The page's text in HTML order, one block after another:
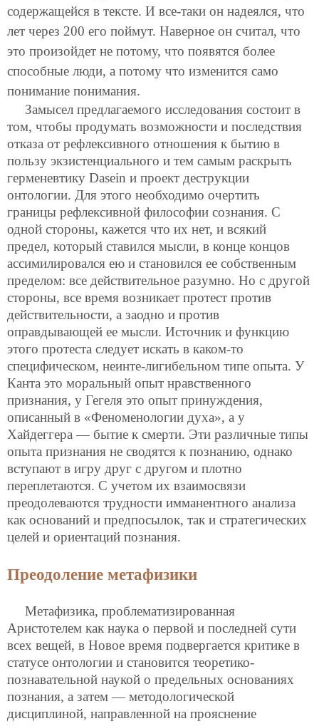
содержащейся в тексте. И все-таки он надеялся, что
лет через 200 его поймут. Наверное он считал, что
это произойдет не потому, что появятся более
способные люди, а потому что изменится само
понимание понимания.
Замысел предлагаемого исследования состоит в
том, чтобы продумать возможности и последствия
отказа от рефлексивного отношения к бытию в
пользу экзистенциального и тем самым раскрыть
герменевтику Dasein и проект деструкции
онтологии. Для этого необходимо очертить
границы рефлексивной философии сознания. С
одной стороны, кажется что их нет, и всякий
предел, который ставился мысли, в конце концов
ассимилировался ею и становился ее собственным
пределом: все действительное разумно. Но с другой
стороны, все время возникает протест против
действительности, а заодно и против
оправдывающей ее мысли. Источник и функцию
этого протеста следует искать в каком-то
специфическом, неинте-лигибельном типе опыта. У
Канта это моральный опыт нравственного
признания, у Гегеля это опыт принуждения,
описанный в «Феноменологии духа», а у
Хайдеггера — бытие к смерти. Эти различные типы
опыта признания не сводятся к познанию, однако
вступают в игру друг с другом и плотно
переплетаются. С учетом их взаимосвязи
преодолеваются трудности имманентного анализа
как оснований и предпосылок, так и стратегических
целей и ориентаций познания.
Преодоление метафизики
Метафизика, проблематизированная
Аристотелем как наука о первой и последней сути
всех вещей, в Новое время подвергается критике в
статусе онтологии и становится теоретико-
познавательной наукой о предельных основаниях
познания, а затем — методологической
дисциплиной, направленной на прояснение